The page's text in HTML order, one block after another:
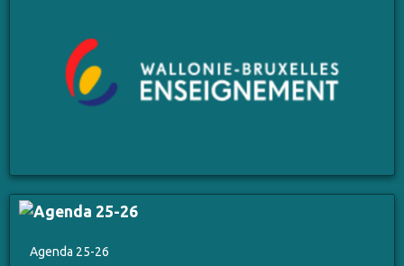
Agenda 25-26